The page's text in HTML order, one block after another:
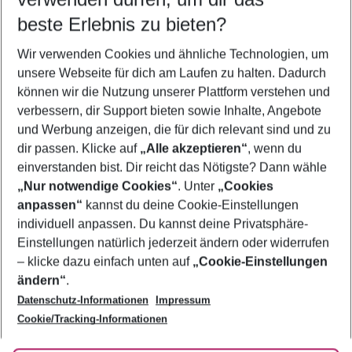
5-8 Nächte
2 Erwachsene Keine Kinder
Mehr Filter anzeigen
Footer
Footer navigation
Über uns
AGB
Bestpreisgarantie
Cookie-Einstellungen ändern
Cookie-Richtlinie
Agenturbetreuung
Barrierefreies Reisen
Folge uns
beste Erlebnis zu bieten?
Wir verwenden Cookies und ähnliche Technologien, um
unsere Webseite für dich am Laufen zu halten. Dadurch
können wir die Nutzung unserer Plattform verstehen und
verbessern, dir Support bieten sowie Inhalte, Angebote
und Werbung anzeigen, die für dich relevant sind und zu
dir passen. Klicke auf „Alle akzeptieren“, wenn du
einverstanden bist. Dir reicht das Nötigste? Dann wähle
„Nur notwendige Cookies“. Unter „Cookies
anpassen“ kannst du deine Cookie-Einstellungen
individuell anpassen. Du kannst deine Privatsphäre-
Einstellungen natürlich jederzeit ändern oder widerrufen
– klicke dazu einfach unten auf „Cookie-Einstellungen
ändern“.
Datenschutz-Informationen
Impressum
Cookie/Tracking-Informationen